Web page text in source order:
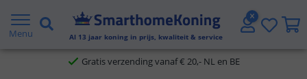
Menu Al 13 jaar koning in prijs, kwaliteit & service
2 jaar garantie
Gratis verzending vanaf € 20,- NL en BE